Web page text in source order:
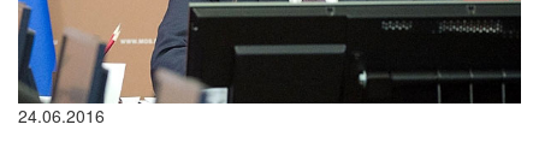
24.06.2016